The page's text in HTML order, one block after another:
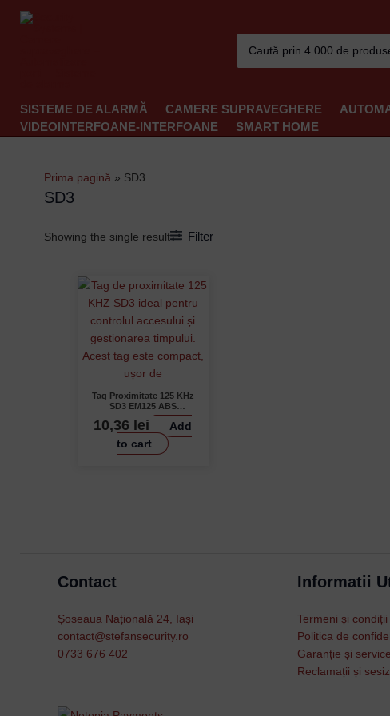
Search
for:
SISTEME DE ALARMĂ CAMERE SUPRAVEGHERE
VIDEOINTERFOANE-INTERFOANE
SMART HOME
Prima pagină » SD3
SD3
Showing the single result Filter
Tag Proximitate 125 KHz
SD3 EM125 ABS
Albastru
10,36 lei
Add
to cart
Contact
Șoseaua Națională 24, Iași
contact@stefansecurity.ro
0733 676 402
Informatii
Termeni și condiții
Politica de
Garanție și service
Reclamații și